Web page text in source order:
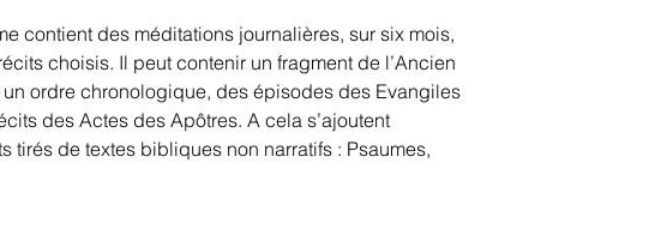
contient des méditations journalières, sur six mois,
choisis. Il peut contenir un fragment de l’Ancien
un ordre chronologique, des épisodes des Evangiles
des Actes des Apôtres. A cela s’ajoutent
tirés de textes bibliques non narratifs : Psaumes,